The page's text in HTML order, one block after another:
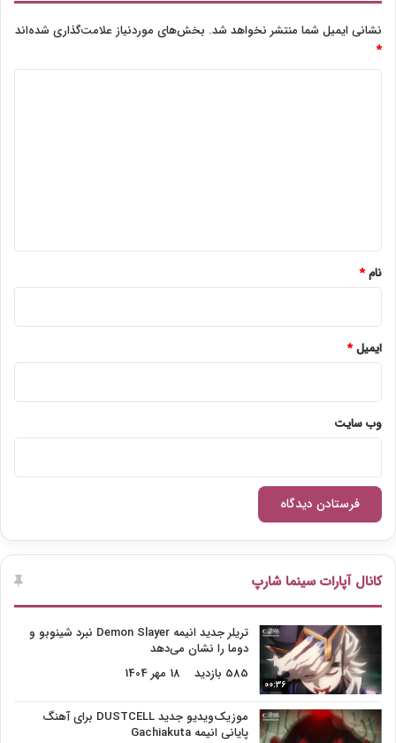
نشانی ایمیل شما منتشر نخواهد شد. بخش‌های موردنیاز علامت‌گذاری شده‌اند
*
نام*
ایمیل*
وب‌ سایت
کانال آپارات سینما شارپ
00:36
تریلر جدید انیمه Demon Slayer نبرد شینوبو و
دوما را نشان می‌دهد
585 بازدید
18 مهر 1404
موزیک‌ویدیو جدید DUSTCELL برای آهنگ
پایانی انیمه Gachiakuta